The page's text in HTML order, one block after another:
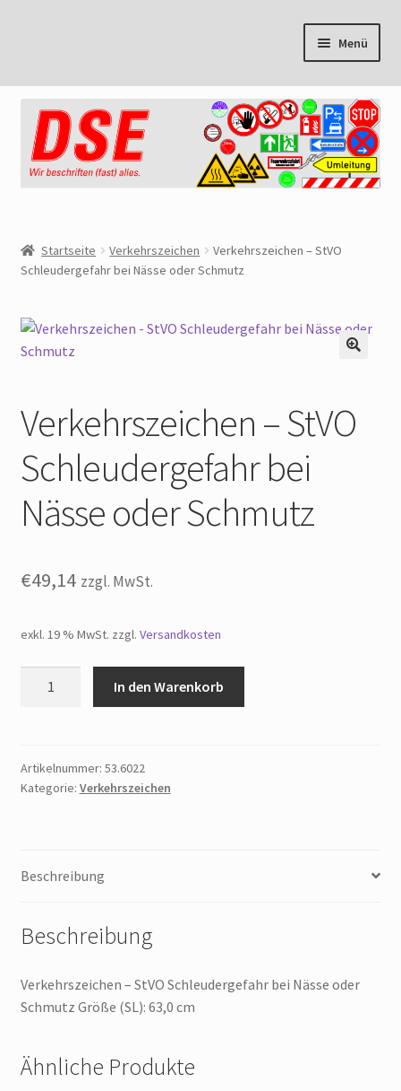
Menü
Start
Cookie Policy
Mein Konto
Kasse
AGB
Widerrufsbelehrung
Impressum
Startseite Verkehrszeichen
Verkehrszeichen – StVO
Schleudergefahr bei Nässe oder Schmutz
Verkehrszeichen – StVO
Schleudergefahr bei
Nässe oder Schmutz
€49,14 zzgl. MwSt.
exkl. 19 % MwSt. zzgl. Versandkosten
bei
Nässe
In den Warenkorb
Artikelnummer: 53.6022
Kategorie: Verkehrszeichen
Beschreibung
Beschreibung
Verkehrszeichen – StVO Schleudergefahr bei Nässe oder
Schmutz Größe (SL): 63,0 cm
Ähnliche Produkte